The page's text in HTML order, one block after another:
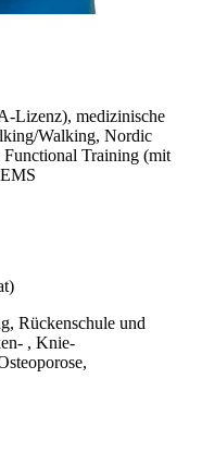
Lizenz), medizinische
Walking, Nordic
Functional Training (mit
Rückenschule und
, Knie-